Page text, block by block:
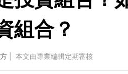
組合？
| 本文由專業編輯定期審核